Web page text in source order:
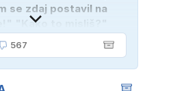
se zdaj postavil na
"Kako to misliš?"
avto!"
567